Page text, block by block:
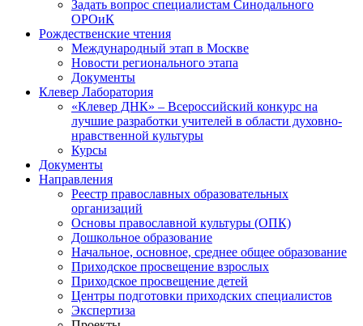
Задать вопрос специалистам Синодального
ОРОиК
Рождественские чтения
Международный этап в Москве
Новости регионального этапа
Документы
Клевер Лаборатория
«Клевер ДНК» – Всероссийский конкурс на
лучшие разработки учителей в области духовно-
нравственной культуры
Курсы
Документы
Направления
Реестр православных образовательных
организаций
Основы православной культуры (ОПК)
Дошкольное образование
Начальное, основное, среднее общее образование
Приходское просвещение взрослых
Приходское просвещение детей
Центры подготовки приходских специалистов
Экспертиза